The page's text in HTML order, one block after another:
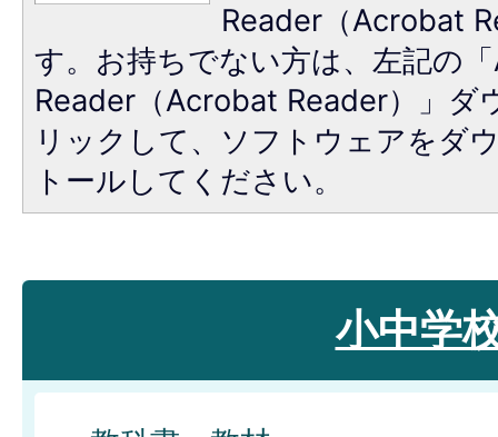
Reader（Acrobat
す。お持ちでない方は、左記の
Reader（Acrobat Reader）」ダ
リックして、ソフトウェアをダ
トールしてください。
小中学